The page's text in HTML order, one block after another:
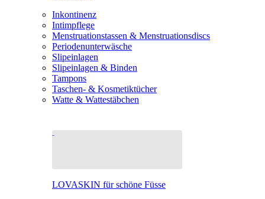
Inkontinenz
Intimpflege
Menstruationstassen & Menstruationsdiscs
Periodenunterwäsche
Slipeinlagen
Slipeinlagen & Binden
Tampons
Taschen- & Kosmetiktücher
Watte & Wattestäbchen
LOVASKIN für schöne Füsse